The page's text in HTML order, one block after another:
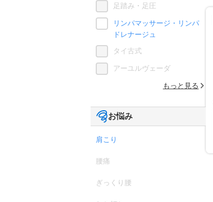
足踏み・足圧
リンパマッサージ・リンパ
ドレナージュ
タイ古式
アーユルヴェーダ
もっと見る
お悩み
肩こり
腰痛
ぎっくり腰